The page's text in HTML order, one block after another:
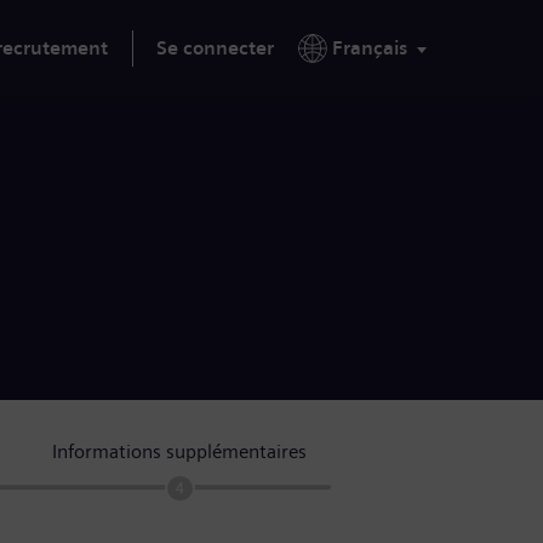
Se connecter Français
Informations supplémentaires